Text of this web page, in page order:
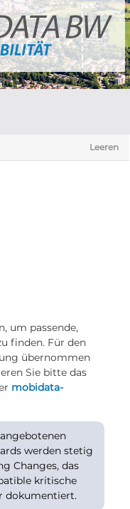
Leeren
um passende,
finden. Für den
übernommen
Sie bitte das
mobidata-
werden stetig
Changes, das
kritische
dokumentiert.